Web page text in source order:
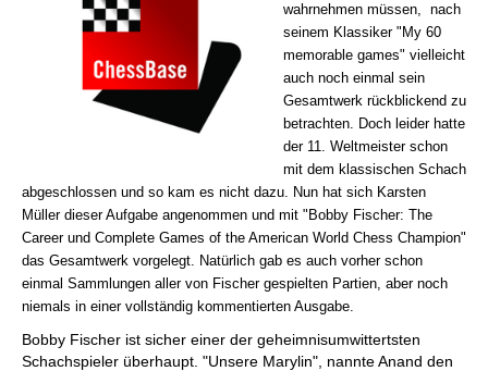
wahrnehmen müssen, nach
seinem Klassiker "My 60
memorable games" vielleicht
auch noch einmal sein
Gesamtwerk rückblickend zu
betrachten. Doch leider hatte
der 11. Weltmeister schon
mit dem klassischen Schach
abgeschlossen und so kam es nicht dazu. Nun hat sich Karsten
Müller dieser Aufgabe angenommen und mit "Bobby Fischer: The
Career und Complete Games of the American World Chess Champion"
das Gesamtwerk vorgelegt. Natürlich gab es auch vorher schon
einmal Sammlungen aller von Fischer gespielten Partien, aber noch
niemals in einer vollständig kommentierten Ausgabe.
Bobby Fischer ist sicher einer der geheimnisumwittertsten
Schachspieler überhaupt. "Unsere Marylin", nannte Anand den